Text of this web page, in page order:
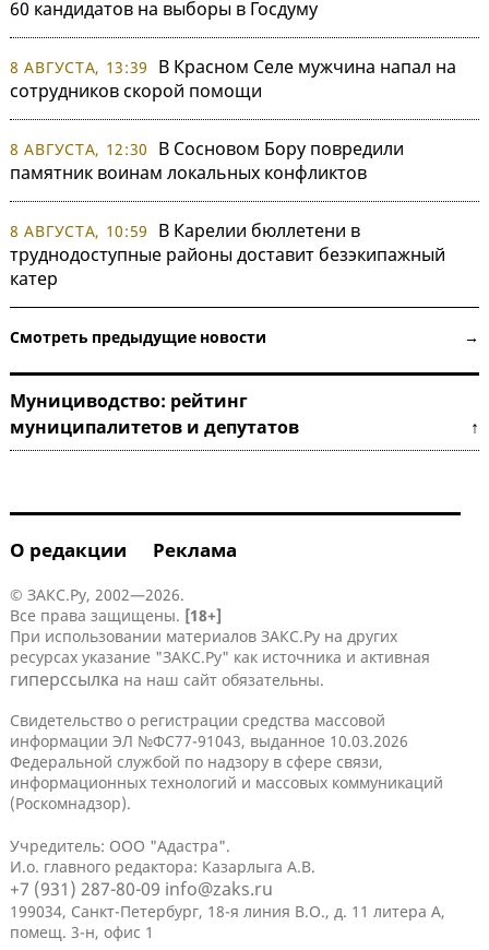
60 кандидатов на выборы в Госдуму
8 АВГУСТА, 13:39
В Красном Селе мужчина напал на
сотрудников скорой помощи
8 АВГУСТА, 12:30
В Сосновом Бору повредили
памятник воинам локальных конфликтов
8 АВГУСТА, 10:59
В Карелии бюллетени в
труднодоступные районы доставит безэкипажный
катер
Смотреть предыдущие новости →
Мунициводство: рейтинг
муниципалитетов и депутатов ↑
О редакции Реклама
© ЗАКС.Ру, 2002—2026.
Все права защищены. [18+]
При использовании материалов ЗАКС.Ру на других
ресурсах указание "ЗАКС.Ру" как источника и активная
гиперссылка на наш сайт обязательны.
Свидетельство о регистрации средства массовой
информации ЭЛ №ФС77-91043, выданное 10.03.2026
Федеральной службой по надзору в сфере связи,
информационных технологий и массовых коммуникаций
(Роскомнадзор).
Учредитель: ООО "Адастра".
И.о. главного редактора: Казарлыга А.В.
+7 (931) 287-80-09 info@zaks.ru
199034, Санкт-Петербург, 18-я линия В.О., д. 11 литера А,
помещ. 3-н, офис 1